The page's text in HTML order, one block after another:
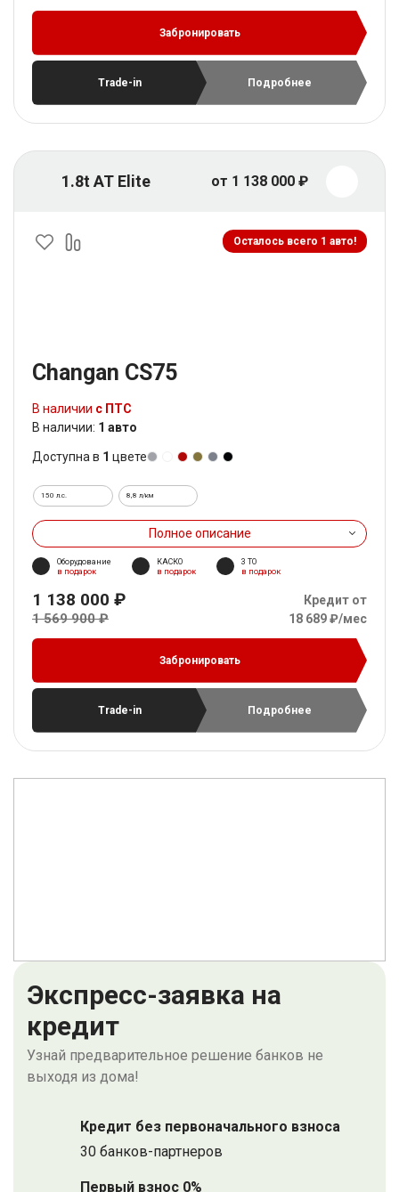
Забронировать
Trade-in Подробнее
1.8t AT Elite от 1 138 000 ₽
Осталось всего 1 авто!
Changan CS75
В наличии с ПТС
В наличии: 1 авто
Доступна в 1 цвете
150 л.с. 8,8 л/км
Полное описание
Оборудование
в подарок
КАСКО
в подарок
3 ТО
в подарок
1 138 000 ₽
1 569 900 ₽
Кредит от
18 689 ₽/мес
Забронировать
Trade-in Подробнее
Экспресс-заявка на
кредит
Узнай предварительное решение банков не
выходя из дома!
Кредит без первоначального взноса
30 банков-партнеров
Первый взнос 0%